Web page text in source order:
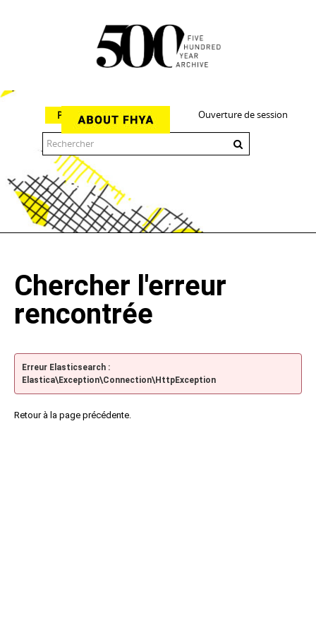
Ouverture de session
Parcourir
Chercher l'erreur
rencontrée
Erreur Elasticsearch :
Elastica\Exception\Connection\HttpException
Retour à la page précédente.